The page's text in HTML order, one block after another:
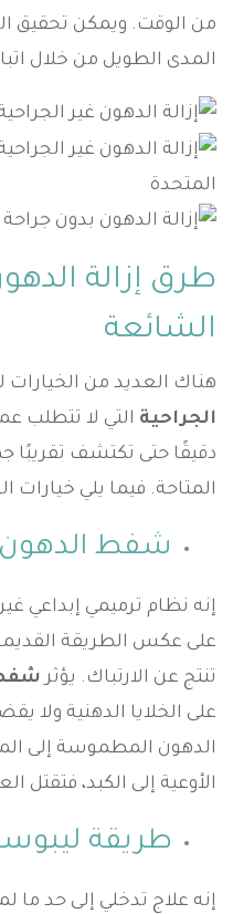
من الوقت. ويمكن تحقيق
المدى الطويل من خلال
طرق إزالة
الشائعة
هناك العديد من الخيارات
الجراحية التي لا تتطلب
دقيقًا حتى تكتشف تقريبًا
المتاحة. فيما يلي خيارات
شفط الدهون
إنه نظام ترميمي إبداعي
على عكس الطريقة
تنتج عن الارتباك. يؤثرشفط
على الخلايا الدهنية ولا
الدهون المطموسة إلى
الأوعية إلى الكبد، فتقتل
طريقة
إنه علاج تدخلي إلى حد